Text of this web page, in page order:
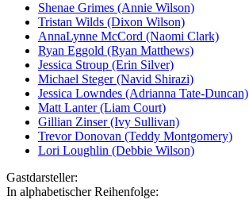
Shenae Grimes (Annie Wilson)
Tristan Wilds (Dixon Wilson)
AnnaLynne McCord (Naomi Clark)
Ryan Eggold (Ryan Matthews)
Jessica Stroup (Erin Silver)
Michael Steger (Navid Shirazi)
Jessica Lowndes (Adrianna Tate-Duncan)
Matt Lanter (Liam Court)
Gillian Zinser (Ivy Sullivan)
Trevor Donovan (Teddy Montgomery)
Lori Loughlin (Debbie Wilson)
Gastdarsteller:
In alphabetischer Reihenfolge: